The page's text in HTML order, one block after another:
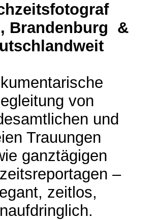
Brandenburg &
von
und
Trauungen
ganztägigen
–
zeitlos,